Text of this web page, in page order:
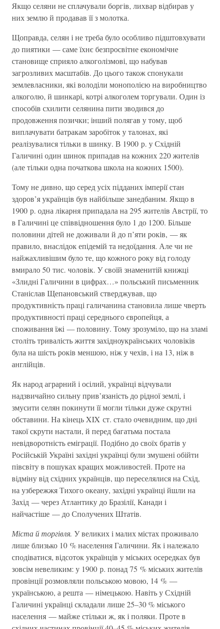
Якщо селяни не сплачували боргів, лихвар відбирав у
них землю й продавав її з молотка.
Щоправда, селян і не треба було особливо підштовхувати
до пиятики — саме їхнє безпросвітне економічне
становище сприяло алкоголізмові, що набував
загрозливих масштабів. До цього також спонукали
землевласники, які володіли монополією на виробництво
алкоголю, й шинкарі, котрі алкоголем торгували. Один із
способів схилити селянина пити зводився до
продовження позички; інший полягав у тому, щоб
виплачувати батракам заробіток у талонах, які
реалізувалися тільки в шинку. В 1900 р. у Східній
Галичині один шинок припадав на кожних 220 жителів
(але тільки одна початкова школа на кожних 1500).
Тому не дивно, що серед усіх підданих імперії стан
здоров’я українців був найбільше занедбаним. Якщо в
1900 р. одна лікарня припадала на 295 жителів Австрії, то
в Галичині це співвідношення було 1 до 1200. Більше
половини дітей не доживали й до п’яти років, — як
правило, внаслідок епідемій та недоїдання. Але чи не
найжахливішим було те, що кожного року від голоду
вмирало 50 тис. чоловік. У своїй знаменитій книжці
«Злидні Галичини в цифрах…» польський письменник
Станіслав Щепановський стверджував, що
продуктивність праці галичанина становила лише чверть
продуктивності праці середнього європейця, а
споживання їжі — половину. Тому зрозуміло, що на зламі
століть тривалість життя західноукраїнських чоловіків
була на шість років меншою, ніж у чехів, і на 13, ніж в
англійців.
Як народ аграрний і осілий, українці відчували
надзвичайно сильну прив’язаність до рідної землі, і
змусити селян покинути її могли тільки дуже скрутні
обставини. На кінець XIX ст. стало очевидним, що дні
такої скрути настали, й перед багатьма постала
невідворотність еміграції. Подібно до своїх братів у
Російській Україні західні українці були змушені обійти
півсвіту в пошуках кращих можливостей. Проте на
відміну від східних українців, що переселялися на Схід,
на узбережжя Тихого океану, західні українці йшли на
Захід — через Атлантику до Бразілії, Канади і
найчастіше — до Сполучених Штатів.
Міста й торгівля. У великих і малих містах проживало
лише близько 10 % населення Галичини. Як і належало
сподіватися, відсоток українців у міських осередках був
зовсім невеликим: у 1900 р. понад 75 % міських жителів
провінції розмовляли польською мовою, 14 % —
українською, а решта — німецькою. Навіть у Східній
Галичині українці складали лише 25–30 % міського
населення — майже стільки ж, як і поляки. Проте в